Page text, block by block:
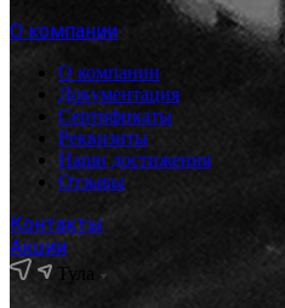
О компании
О компании
Документация
Сертификаты
Реквизиты
Наши достижения
Отзывы
Контакты
Акции
Тула